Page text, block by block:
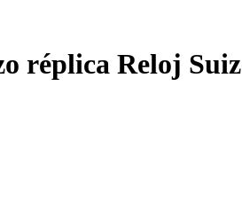
réplica Reloj